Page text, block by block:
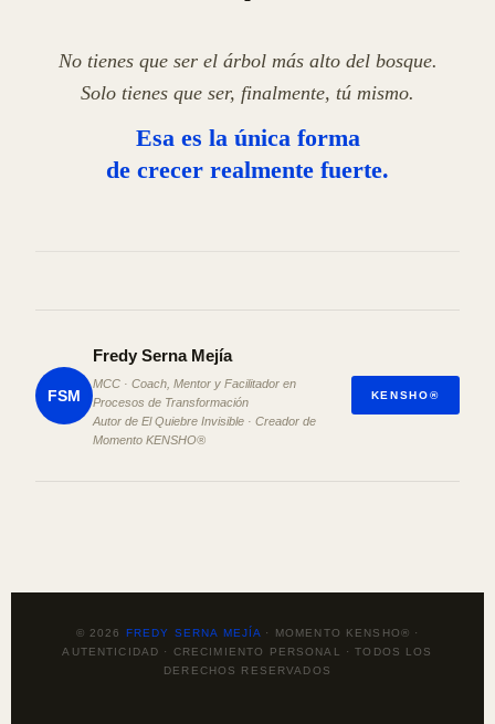
No tienes que ser el árbol más alto del bosque.
Solo tienes que ser, finalmente, tú mismo.
Esa es la única forma
de crecer realmente fuerte.
FSM
Fredy Serna Mejía
MCC · Coach, Mentor y Facilitador en
Procesos de Transformación
Autor de El Quiebre Invisible · Creador de
Momento KENSHO®
KENSHO®
© 2026 FREDY SERNA MEJÍA · MOMENTO KENSHO® ·
AUTENTICIDAD · CRECIMIENTO PERSONAL · TODOS LOS
DERECHOS RESERVADOS